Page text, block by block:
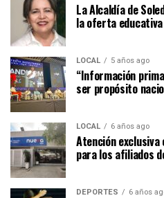
La Alcaldía de
la oferta
LOCAL 5 años ago
“Información
ser propósito
LOCAL 6 años ago
Atención
para los afiliados
DEPORTES 6 años